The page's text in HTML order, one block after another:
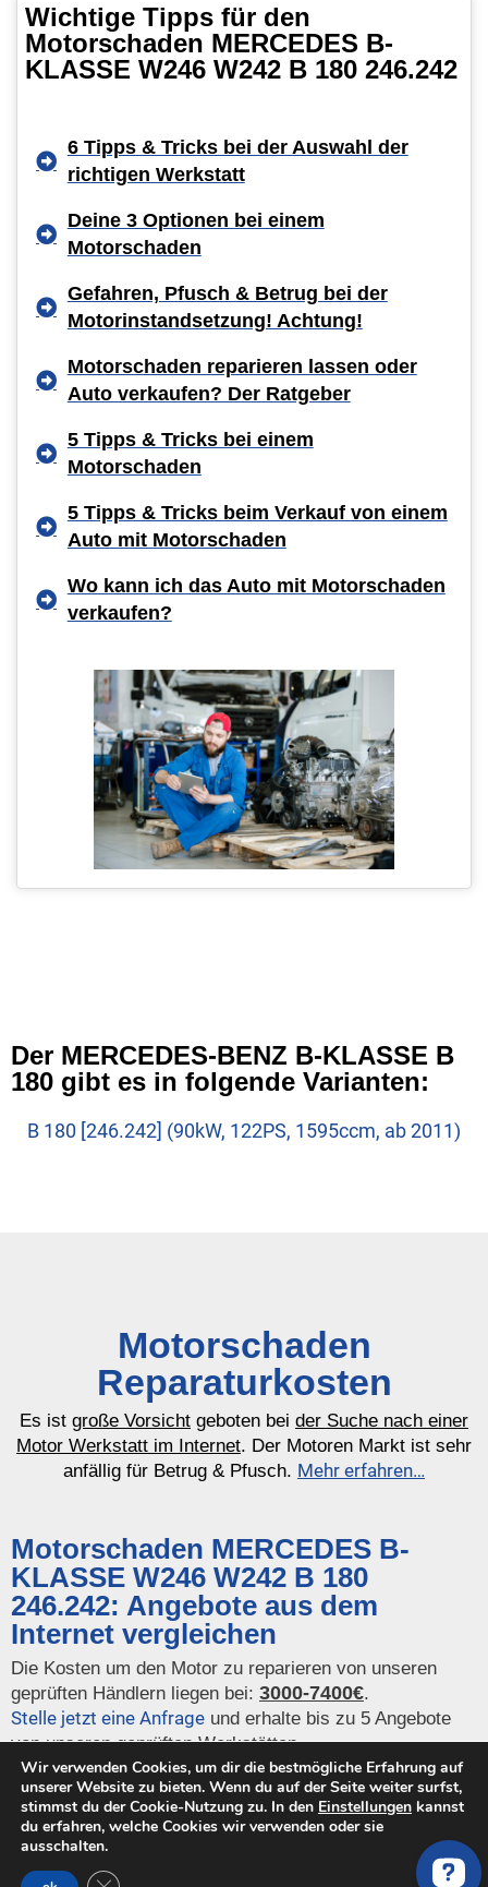
Wichtige Tipps für den
Motorschaden MERCEDES B-
KLASSE W246 W242 B 180 246.242
6 Tipps & Tricks bei der Auswahl der
richtigen Werkstatt
Deine 3 Optionen bei einem
Motorschaden
Gefahren, Pfusch & Betrug bei der
Motorinstandsetzung! Achtung!
Motorschaden reparieren lassen oder
Auto verkaufen? Der Ratgeber
5 Tipps & Tricks bei einem
Motorschaden
5 Tipps & Tricks beim Verkauf von einem
Auto mit Motorschaden
Wo kann ich das Auto mit Motorschaden
verkaufen?
Der MERCEDES-BENZ B-KLASSE B
180 gibt es in folgende Varianten:
B 180 [246.242] (90kW, 122PS, 1595ccm, ab 2011)
Motorschaden
Reparaturkosten
Es ist große Vorsicht geboten bei der Suche nach einer
Motor Werkstatt im Internet. Der Motoren Markt ist sehr
anfällig für Betrug & Pfusch. Mehr erfahren…
Motorschaden MERCEDES B-
KLASSE W246 W242 B 180
246.242: Angebote aus dem
Internet vergleichen
Die Kosten um den Motor zu reparieren von unseren
geprüften Händlern liegen bei: 3000-7400€.
Stelle jetzt eine Anfrage und erhalte bis zu 5 Angebote
von unseren geprüften Werkstätten.
Es wurden keine Artikel für diesen Motortyp gefunden.
Wir verwenden Cookies, um dir die bestmögliche Erfahrung auf
unserer Website zu bieten. Wenn du auf der Seite weiter surfst,
stimmst du der Cookie-Nutzung zu. In den Einstellungen kannst
du erfahren, welche Cookies wir verwenden oder sie
ausschalten.
GDPR Cookie-Banner schließen